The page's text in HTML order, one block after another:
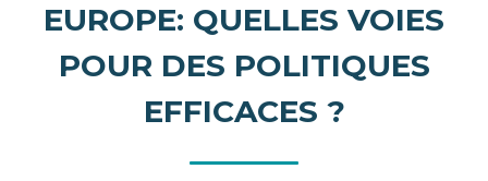
EUROPE: QUELLES VOIES
POUR DES POLITIQUES
EFFICACES ?